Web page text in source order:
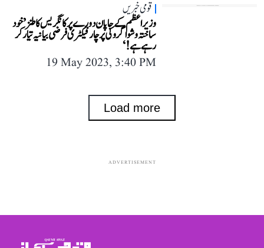
قومی خبریں
وزیر اعظم کے جاپان دورے پر کانگریس کا طنز ’خود
ساختہ وشواگرو کی پرچار فیکٹری فرضی بیانیہ تیار کر
رہے ہے!‘
19 May 2023, 3:40 PM
Load more
ADVERTISEMENT